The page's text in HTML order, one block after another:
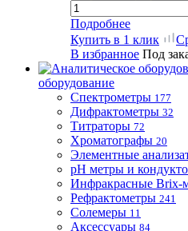
Подробнее
Купить в 1 клик
В избранное Под
оборудование
Спектрометры 177
Дифрактометры 32
Титраторы 72
Хроматографы 20
Элементные
pH метры и
Инфракрасные Brix-
Рефрактометры 241
Солемеры 11
Аксессуары 84